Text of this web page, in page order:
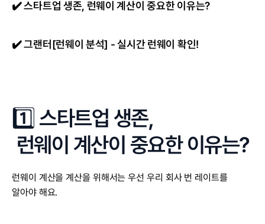
✔️ 스타트업 생존, 런웨이 계산이 중요한 이유는?
✔️ 그랜터[런웨이 분석] - 실시간 런웨이 확인!
1️⃣ 스타트업 생존,
런웨이 계산이 중요한 이유는?
런웨이 계산을 계산을 위해서는 우선 우리 회사 번 레이트를
알아야 해요.